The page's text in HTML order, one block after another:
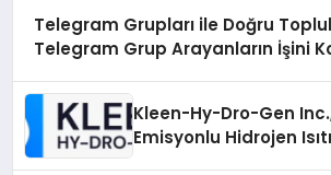
Telegram Grupları ile Doğru
Telegram Grup Arayanların İşini
Kleen-Hy-Dro-Gen
Emisyonlu Hidrojen